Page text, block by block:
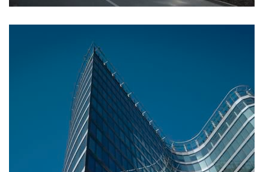
Statek Dobřichovice je
součástí TOP STAVBY ČR
Novostavba statku v Dobřichovicích v sobě spojuje
citlivkou práci s historickou stopou a soudobou
architekturou ve venkovském kontextu.